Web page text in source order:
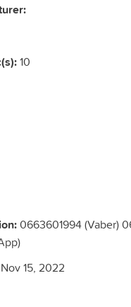
10
0663601994 (Vaber)
Nov 15, 2022